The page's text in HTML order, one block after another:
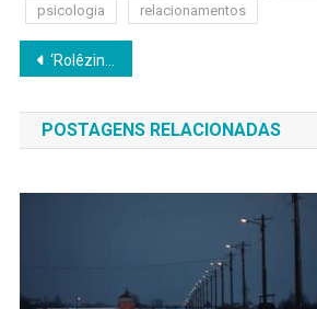
psicologia
relacionamentos
Navegação
de
Post
‘Rolêzinho de Natal’ e o Impacto da Imprudência no Trânsito
POSTAGENS RELACIONADAS